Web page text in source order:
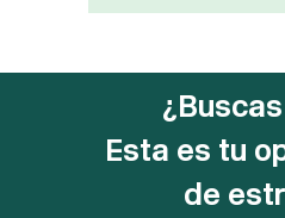
Esta es tu
de